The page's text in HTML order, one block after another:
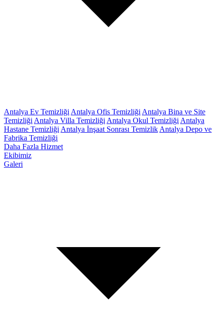
Antalya Ev Temizliği Antalya Ofis Temizliği Antalya Bina ve Site
Temizliği Antalya Villa Temizliği Antalya Okul Temizliği Antalya
Hastane Temizliği Antalya İnşaat Sonrası Temizlik Antalya Depo ve
Fabrika Temizliği
Daha Fazla Hizmet
Ekibimiz
Galeri